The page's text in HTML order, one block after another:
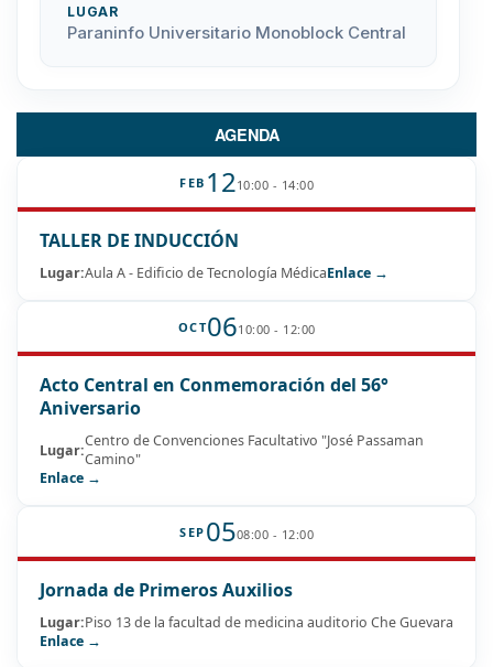
LUGAR
Paraninfo Universitario Monoblock Central
AGENDA
FEB 1210:00 - 14:00
TALLER DE INDUCCIÓN
Lugar:Aula A - Edificio de Tecnología MédicaEnlace →
OCT0610:00 - 12:00
Acto Central en Conmemoración del 56°
Aniversario
Lugar:Centro de Convenciones Facultativo "José Passaman
Camino"
Enlace →
SEP 0508:00 - 12:00
Jornada de Primeros Auxilios
Lugar:Piso 13 de la facultad de medicina auditorio Che Guevara
Enlace →